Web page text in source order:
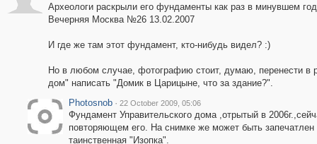
Археологи раскрыли его фундаменты как раз в минувшем
Вечерняя Москва №26 13.02.2007
И где же там этот фундамент, кто-нибудь видел? :)
Но в любом случае, фотографию стоит, думаю, перенести в
дом" написать "Домик в Царицыне, что за здание?".
Photosnob · 22 October 2009, 05:06
Фундамент Управительского дома ,отрытый в
повторяющем его. На снимке же может быть
таинственная "Изопка".